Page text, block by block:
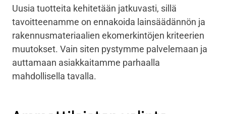
Uusia tuotteita kehitetään jatkuvasti, sillä
tavoitteenamme on ennakoida lainsäädännön ja
rakennusmateriaalien ekomerkintöjen kriteerien
muutokset. Vain siten pystymme palvelemaan ja
auttamaan asiakkaitamme parhaalla
mahdollisella tavalla.